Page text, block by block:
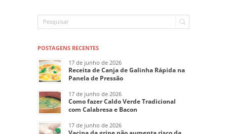
POSTAGENS RECENTES
17 de junho de 2026
Receita de Canja de Galinha Rápida na
Panela de Pressão
17 de junho de 2026
Como fazer Caldo Verde Tradicional
com Calabresa e Bacon
17 de junho de 2026